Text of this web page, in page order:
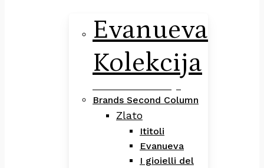
Evanueva
Kolekcija
Brands Second Column
Zlato
Ititoli
Evanueva
I gioielli del